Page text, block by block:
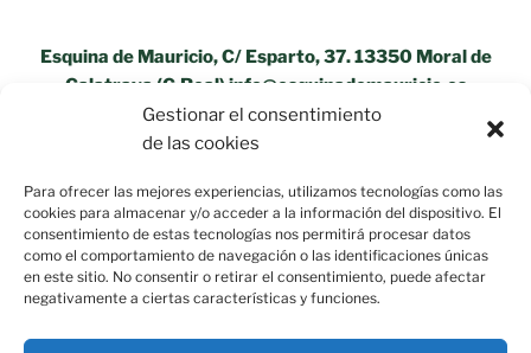
Gestionar el consentimiento
de las cookies
Para ofrecer las mejores experiencias, utilizamos tecnologías como las
cookies para almacenar y/o acceder a la información del dispositivo. El
consentimiento de estas tecnologías nos permitirá procesar datos
como el comportamiento de navegación o las identificaciones únicas
en este sitio. No consentir o retirar el consentimiento, puede afectar
negativamente a ciertas características y funciones.
Esquina de Mauricio, C/ Esparto, 37. 13350 Moral de
Calatrava (C.Real) info@esquinademauricio.es
«Aviso Legal»